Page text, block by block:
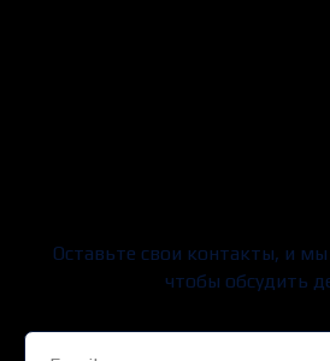
Оставьте свои контакты, и
чтобы обсудить